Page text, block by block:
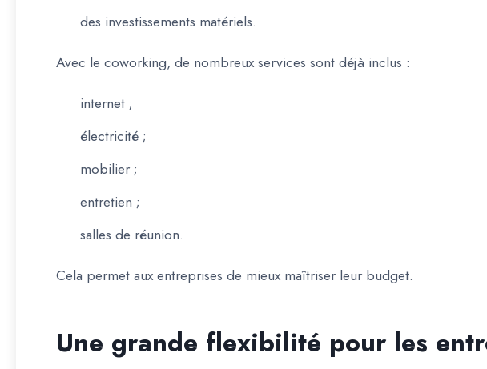
des investissements matériels.
Avec le coworking, de nombreux services sont déjà inclus :
internet ;
électricité ;
mobilier ;
entretien ;
salles de réunion.
Cela permet aux entreprises de mieux maîtriser leur budget.
Une grande flexibilité pour les